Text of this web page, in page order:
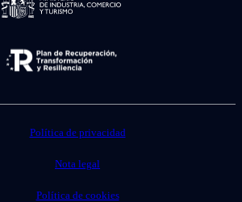
Política de privacidad
Nota legal
Política de cookies